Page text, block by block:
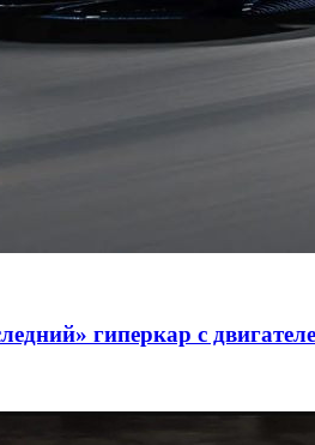
гиперкар с